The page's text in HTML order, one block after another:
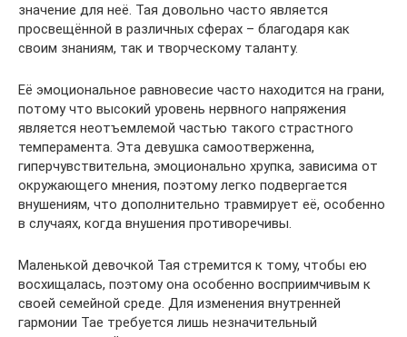
значение для неё. Тая довольно часто является
просвещённой в различных сферах – благодаря как
своим знаниям, так и творческому таланту.
Её эмоциональное равновесие часто находится на грани,
потому что высокий уровень нервного напряжения
является неотъемлемой частью такого страстного
темперамента. Эта девушка самоотверженна,
гиперчувствительна, эмоционально хрупка, зависима от
окружающего мнения, поэтому легко подвергается
внушениям, что дополнительно травмирует её, особенно
в случаях, когда внушения противоречивы.
Маленькой девочкой Тая стремится к тому, чтобы ею
восхищалась, поэтому она особенно восприимчивым к
своей семейной среде. Для изменения внутренней
гармонии Тае требуется лишь незначительный